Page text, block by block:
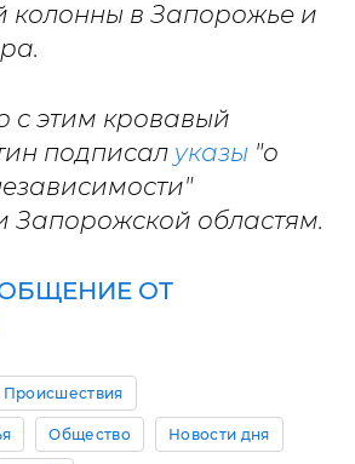
колонны в Запорожье и
с этим кровавый
подписал указы "о
Запорожской областям.
ОТ
Происшествия
Общество Новости дня